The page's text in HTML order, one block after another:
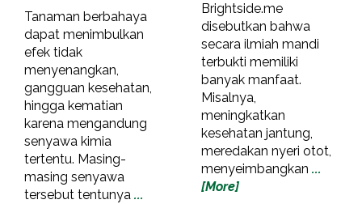
Tanaman berbahaya
dapat menimbulkan
efek tidak
menyenangkan,
gangguan kesehatan,
hingga kematian
karena mengandung
senyawa kimia
tertentu. Masing-
masing senyawa
tersebut tentunya ...
Brightside.me
disebutkan bahwa
secara ilmiah mandi
terbukti memiliki
banyak manfaat.
Misalnya,
meningkatkan
kesehatan jantung,
meredakan nyeri otot,
menyeimbangkan ...
[More]